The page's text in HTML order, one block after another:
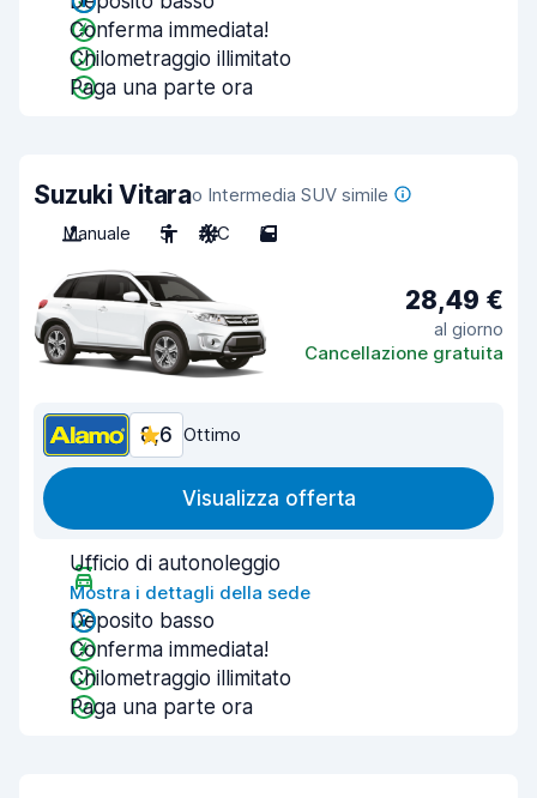
Conferma immediata!
Chilometraggio illimitato
Paga una parte ora
Suzuki Vitarao Intermedia SUV simile
Manuale
5 A/C 5
28,49 €
al giorno
Cancellazione gratuita
8,6 Ottimo
Visualizza offerta
Ufficio di autonoleggio
Mostra i dettagli della sede
Deposito basso
Conferma immediata!
Chilometraggio illimitato
Paga una parte ora